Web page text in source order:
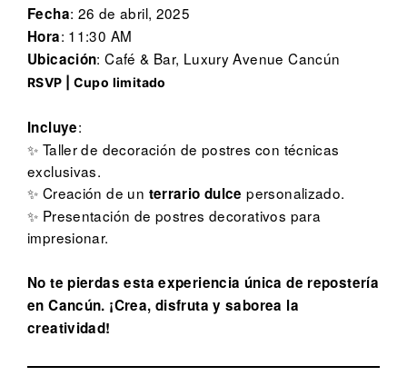
Fecha: 26 de abril, 2025
Hora: 11:30 AM
Ubicación: Café & Bar, Luxury Avenue Cancún
RSVP | Cupo limitado
Incluye:
✨ Taller de decoración de postres con técnicas
exclusivas.
✨ Creación de un terrario dulce personalizado.
✨ Presentación de postres decorativos para
impresionar.
No te pierdas esta experiencia única de repostería
en Cancún. ¡Crea, disfruta y saborea la
creatividad!